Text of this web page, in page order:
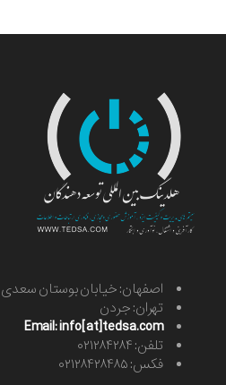
اصفهان: خیابان بوستان سعدی
تهران: جردن
Email: info[at]tedsa.com
تلفن: ۰۲۱۲۸۴۲۸۴
فکس: ۰۲۱۲۸۴۲۸۴۸۵